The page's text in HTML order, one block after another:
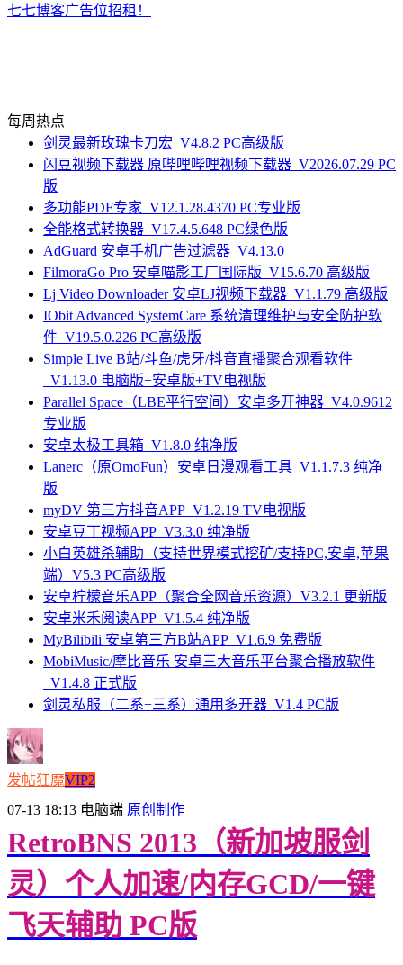
七七博客广告位招租！
每周热点
剑灵最新玫瑰卡刀宏_V4.8.2 PC高级版
闪豆视频下载器 原哔哩哔哩视频下载器_V2026.07.29 PC
版
多功能PDF专家_V12.1.28.4370 PC专业版
全能格式转换器_V17.4.5.648 PC绿色版
AdGuard 安卓手机广告过滤器_V4.13.0
FilmoraGo Pro 安卓喵影工厂国际版_V15.6.70 高级版
Lj Video Downloader 安卓LJ视频下载器_V1.1.79 高级版
IObit Advanced SystemCare 系统清理维护与安全防护软
件_V19.5.0.226 PC高级版
Simple Live B站/斗鱼/虎牙/抖音直播聚合观看软件
_V1.13.0 电脑版+安卓版+TV电视版
Parallel Space（LBE平行空间）安卓多开神器_V4.0.9612
专业版
安卓太极工具箱_V1.8.0 纯净版
Lanerc（原OmoFun）安卓日漫观看工具_V1.1.7.3 纯净
版
myDV 第三方抖音APP_V1.2.19 TV电视版
安卓豆丁视频APP_V3.3.0 纯净版
小白英雄杀辅助（支持世界模式挖矿/支持PC,安卓,苹果
端）V5.3 PC高级版
安卓柠檬音乐APP（聚合全网音乐资源）V3.2.1 更新版
安卓米禾阅读APP_V1.5.4 纯净版
MyBilibili 安卓第三方B站APP_V1.6.9 免费版
MobiMusic/摩比音乐 安卓三大音乐平台聚合播放软件
_V1.4.8 正式版
剑灵私服（二系+三系）通用多开器_V1.4 PC版
发帖狂魔VIP2
07-13 18:13 电脑端 原创制作
RetroBNS 2013（新加坡服剑
灵）个人加速/内存GCD/一键
飞天辅助 PC版